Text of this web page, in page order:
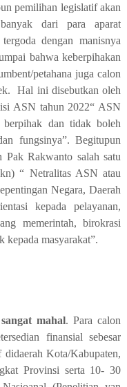
pemilihan legislatif akan
dari para aparat
dengan manisnya
bahwa keberpihakan
petahana juga calon
Hal ini disebutkan oleh
ASN tahun 2022“ ASN
dan tidak boleh
fungsinya”. Begitupun
Pak Rakwanto salah satu
“ Netralitas ASN atau
Negara, Daerah
kepada pelayanan,
memerintah, birokrasi
kepada masyarakat”.
mahal. Para calon
finansial sebesar
Kota/Kabupaten,
Provinsi serta 10- 30